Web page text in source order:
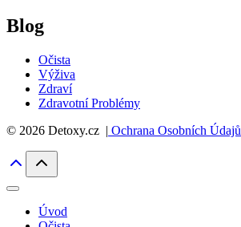
Blog
Očista
Výživa
Zdraví
Zdravotní Problémy
© 2026 Detoxy.cz | Ochrana Osobních Údajů
Úvod